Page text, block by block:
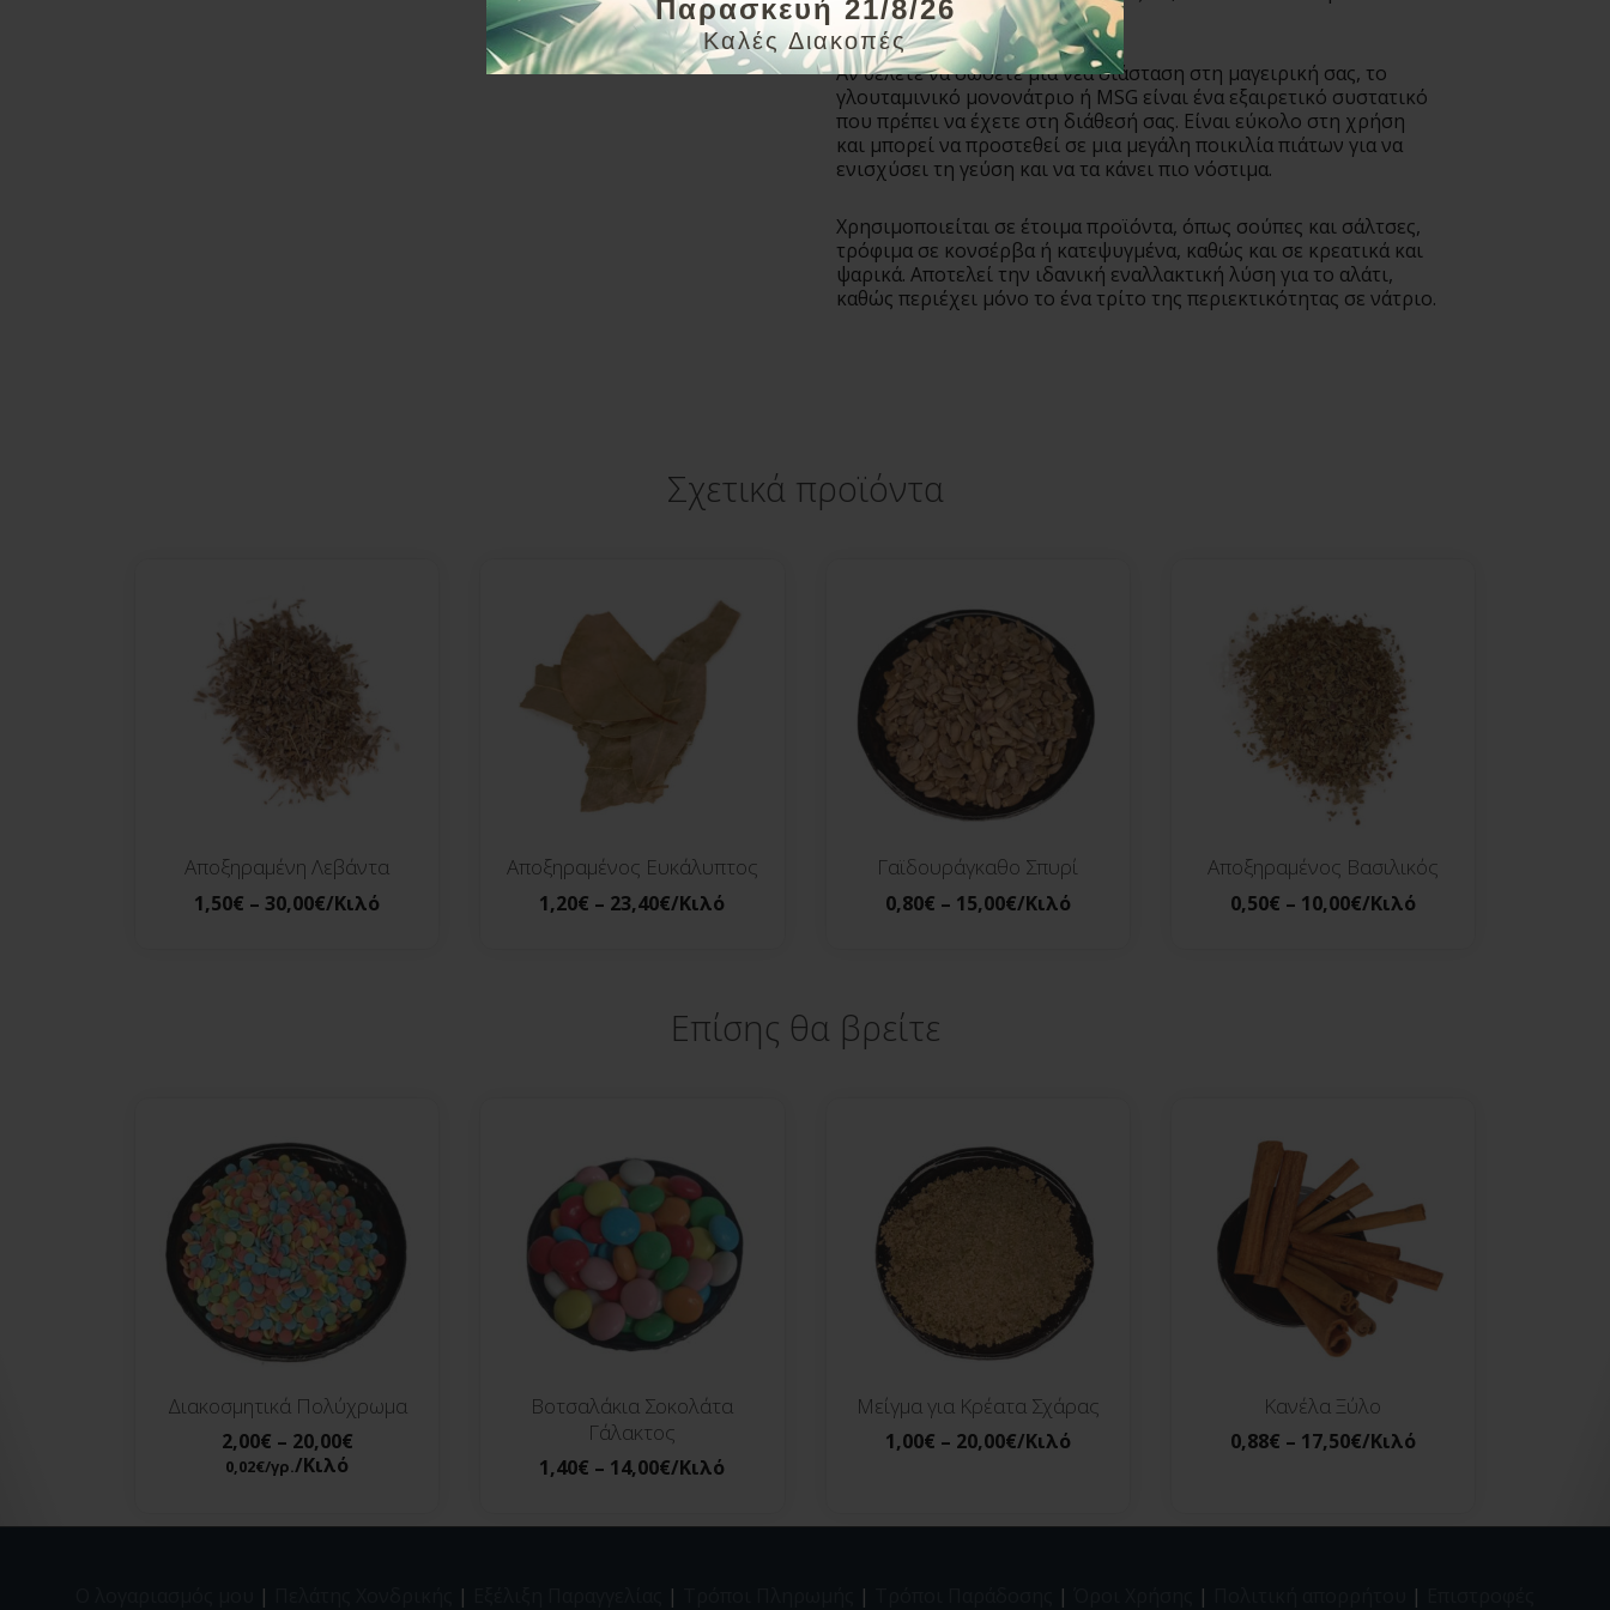
Παρασκευή 21/8/26
Καλές Διακοπές
πιάτα.
Αν θέλετε να δώσετε μια νέα διάσταση στη μαγειρική σας, το
γλουταμινικό μονονάτριο ή MSG είναι ένα εξαιρετικό συστατικό
που πρέπει να έχετε στη διάθεσή σας. Είναι εύκολο στη χρήση
και μπορεί να προστεθεί σε μια μεγάλη ποικιλία πιάτων για να
ενισχύσει τη γεύση και να τα κάνει πιο νόστιμα.
Χρησιμοποιείται σε έτοιμα προϊόντα, όπως σούπες και σάλτσες,
τρόφιμα σε κονσέρβα ή κατεψυγμένα, καθώς και σε κρεατικά και
ψαρικά. Αποτελεί την ιδανική εναλλακτική λύση για το αλάτι,
καθώς περιέχει μόνο το ένα τρίτο της περιεκτικότητας σε νάτριο.
Σχετικά προϊόντα
Αποξηραμένη Λεβάντα
1,50€ – 30,00€/Κιλό
Αποξηραμένος Ευκάλυπτος
1,20€ – 23,40€/Κιλό
Γαϊδουράγκαθο Σπυρί
0,80€ – 15,00€/Κιλό
Αποξηραμένος Βασιλικός
0,50€ – 10,00€/Κιλό
Επίσης θα βρείτε
Διακοσμητικά Πολύχρωμα
2,00€ – 20,00€
0,02€/γρ./Κιλό
Βοτσαλάκια Σοκολάτα
Γάλακτος
1,40€ – 14,00€/Κιλό
Μείγμα για Κρέατα Σχάρας
1,00€ – 20,00€/Κιλό
Κανέλα Ξύλο
0,88€ – 17,50€/Κιλό
| | | | | | |